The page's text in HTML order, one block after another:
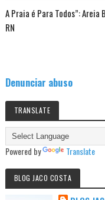
A Praia é Para Todos”:
RN
Denunciar abuso
TRANSLATE
Powered by Translate
BLOG JACO COSTA